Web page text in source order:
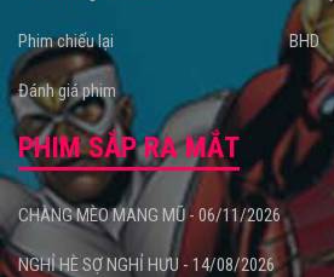
Phim chiếu lại
Đánh giá phim
BHD
PHIM SẮP RA MẮT
CHÀNG MÈO MANG MŨ - 06/11/2026
NGHỈ HÈ SỢ NGHỈ HƯU - 14/08/2026